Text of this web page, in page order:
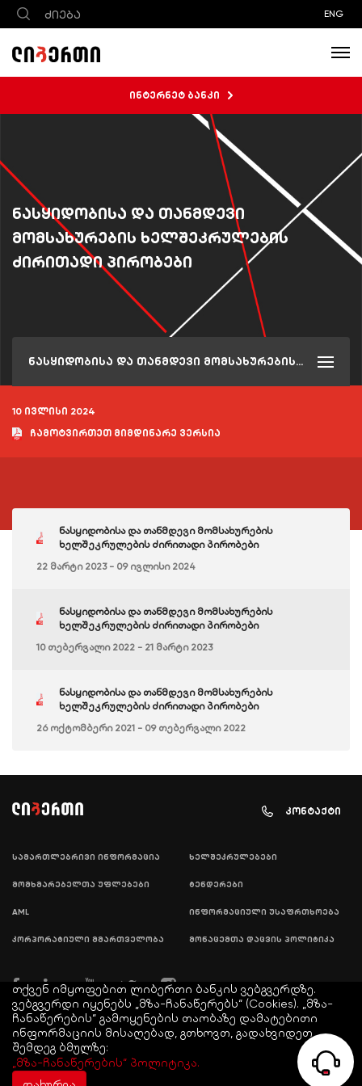
ENG
ინტერნეტ ბანკი
ნასყიდობისა და თანმდევი
მომსახურების ხელშეკრულების
ძირითადი პირობები
ნასყიდობისა და თანმდევი მომსახურების ხელშეკრულების ძირითადი პირობები
10 ივლისი 2024
ჩამოტვირთეთ მიმდინარე ვერსია
ნასყიდობისა და თანმდევი მომსახურების
ხელშეკრულების ძირითადი პირობები
22 მარტი 2023 - 09 ივლისი 2024
ნასყიდობისა და თანმდევი მომსახურების
ხელშეკრულების ძირითადი პირობები
10 თებერვალი 2022 - 21 მარტი 2023
ნასყიდობისა და თანმდევი მომსახურების
ხელშეკრულების ძირითადი პირობები
26 ოქტომბერი 2021 - 09 თებერვალი 2022
კონტაქტი
სამართლებრივი ინფორმაცია ხელშეკრულებები
მომხმარებელთა უფლებები ტენდერები
AML ინფორმაციული უსაფრთხოება
კორპორატიული მმართველობა მონაცემთა დაცვის პოლიტიკა
© COPYRIGHT LIBERTY 2021
თქვენ იმყოფებით ლიბერთი ბანკის ვებგვერდზე.
ვებგვერდი იყენებს „მზა-ჩანაწერებს“ (Cookies). „მზა-
ჩანაწერების“ გამოყენების თაობაზე დამატებითი
ინფორმაციის მისაღებად, გთხოვთ, გადახვიდეთ
შემდეგ ბმულზე:
„მზა-ჩანაწერების“ პოლიტიკა.